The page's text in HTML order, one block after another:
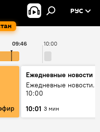
РУС
10:00
09:46
Ежедневные новости
Ежедневные новости.
10:00
10:01 3 мин